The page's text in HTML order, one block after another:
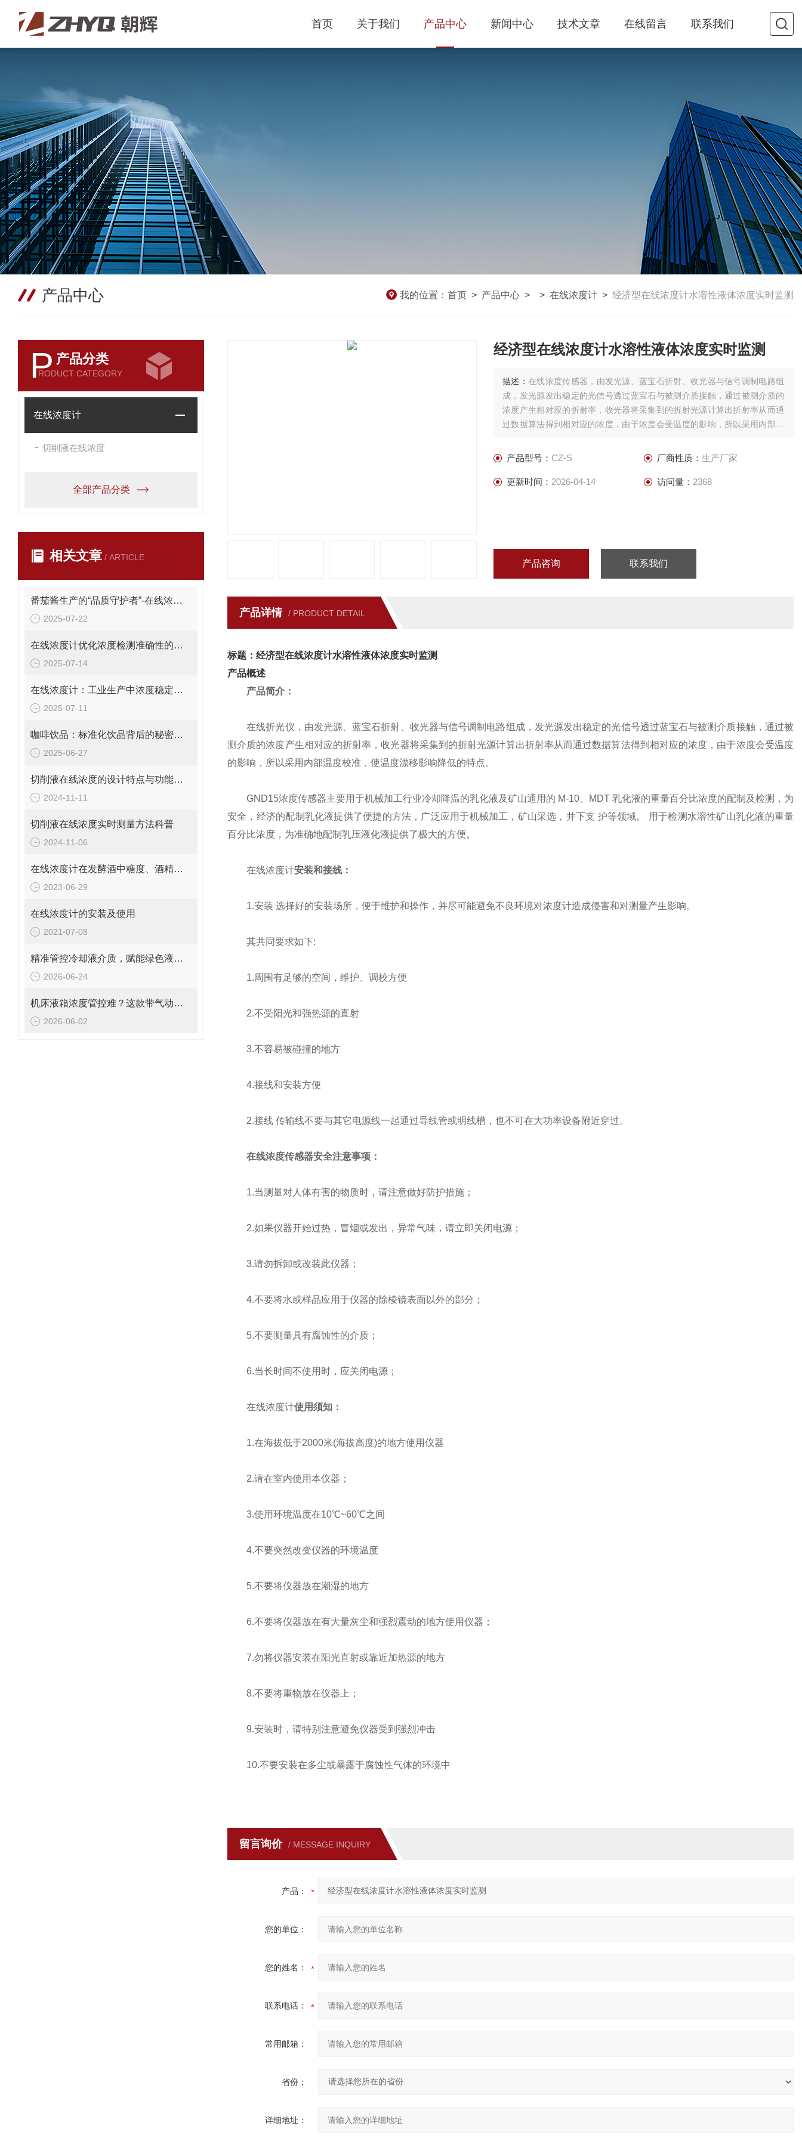
首页 关于我们 产品中心 新闻中心 技术文章 在线留言 联系我们
产品中心 我的位置： 首页 > 产品中心 > > 在线浓度计 > 经济型在线浓度计水溶性液体浓度实时监测
P 产品分类
RODUCT CATEGORY
在线浓度计
切削液在线浓度
全部产品分类
相关文章 / ARTICLE
番茄酱生产的“品质守护者”-在线浓度计
2025-07-22
在线浓度计优化浓度检测准确性的关键措施
2025-07-14
在线浓度计：工业生产中浓度稳定的守护者
2025-07-11
咖啡饮品：标准化饮品背后的秘密仪器——浓度计
2025-06-27
切削液在线浓度的设计特点与功能讲解
2024-11-11
切削液在线浓度实时测量方法科普
2024-11-06
在线浓度计在发酵酒中糖度、酒精度的应用
2023-06-29
在线浓度计的安装及使用
2021-07-08
精准管控冷却液介质，赋能绿色液冷落地 CZ-D液冷设备浓度变送器
2026-06-24
机床液箱浓度管控难？这款带气动清洗的在线浓度变送器，省心又精准！
2026-06-02
经济型在线浓度计水溶性液体浓度实时监测
描述：在线浓度传感器，由发光源、蓝宝石折射、收光器与信号调制电路组
成，发光源发出稳定的光信号透过蓝宝石与被测介质接触，通过被测介质的
浓度产生相对应的折射率，收光器将采集到的折射光源计算出折射率从而通
过数据算法得到相对应的浓度，由于浓度会受温度的影响，所以采用内部温
时监测
产品型号： CZ-S 厂商性质： 生产厂家
更新时间： 2026-04-14 访问量： 2368
产品咨询 联系我们
产品详情 / PRODUCT DETAIL
标题：经济型在线浓度计水溶性液体浓度实时监测
产品概述
产品简介：
在线折光仪，由发光源、蓝宝石折射、收光器与信号调制电路组成，发光源发出稳定的光信号透过蓝宝石与被测介质接触，通过被
测介质的浓度产生相对应的折射率，收光器将采集到的折射光源计算出折射率从而通过数据算法得到相对应的浓度，由于浓度会受温度
的影响，所以采用内部温度校准，使温度漂移影响降低的特点。
GND15浓度传感器主要用于机械加工行业冷却降温的乳化液及矿山通用的 M-10、MDT 乳化液的重量百分比浓度的配制及检测，为
安全，经济的配制乳化液提供了便捷的方法，广泛应用于机械加工，矿山采选，井下支 护等领域。 用于检测水溶性矿山乳化液的重量
百分比浓度，为准确地配制乳压液化液提供了极大的方便。
在线浓度计安装和接线：
1.安装 选择好的安装场所，便于维护和操作，并尽可能避免不良环境对浓度计造成侵害和对测量产生影响。
其共同要求如下:
1.周围有足够的空间，维护、调校方便
2.不受阳光和强热源的直射
3.不容易被碰撞的地方
4.接线和安装方便
2.接线 传输线不要与其它电源线一起通过导线管或明线槽，也不可在大功率设备附近穿过。
在线浓度传感器安全注意事项：
1.当测量对人体有害的物质时，请注意做好防护措施；
2.如果仪器开始过热，冒烟或发出，异常气味，请立即关闭电源；
3.请勿拆卸或改装此仪器；
4.不要将水或样品应用于仪器的除棱镜表面以外的部分；
5.不要测量具有腐蚀性的介质；
6.当长时间不使用时，应关闭电源；
在线浓度计使用须知：
1.在海拔低于2000米(海拔高度)的地方使用仪器
2.请在室内使用本仪器；
3.使用环境温度在10℃~60℃之间
4.不要突然改变仪器的环境温度
5.不要将仪器放在潮湿的地方
6.不要将仪器放在有大量灰尘和强烈震动的地方使用仪器；
7.勿将仪器安装在阳光直射或靠近加热源的地方
8.不要将重物放在仪器上；
9.安装时，请特别注意避免仪器受到强烈冲击
10.不要安装在多尘或暴露于腐蚀性气体的环境中
留言询价 / MESSAGE INQUIRY
产品：
您的单位：
您的姓名：
联系电话：
常用邮箱：
省份：
详细地址：